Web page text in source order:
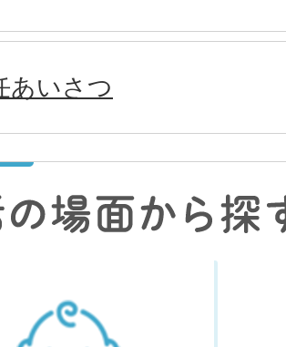
あいさつ